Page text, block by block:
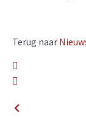
Terug naar